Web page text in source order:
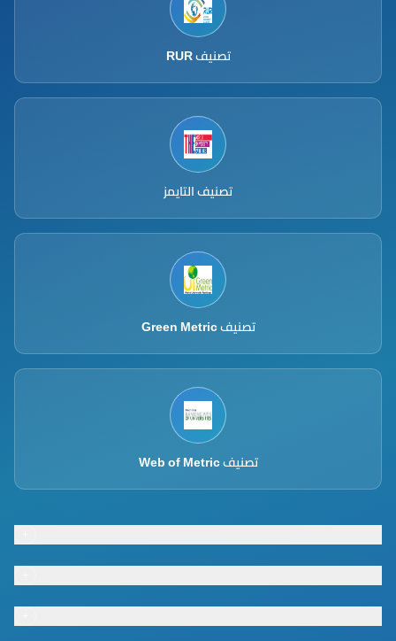
تصنيف RUR
تصنيف التايمز
تصنيف Green Metric
تصنيف Web of Metric
Footer menu
Footer menu
Footer menu